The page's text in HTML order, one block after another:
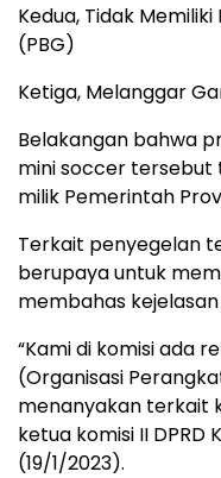
Kedua, Tidak
(PBG)
Ketiga, Melanggar
Belakangan bahwa
mini soccer tersebut
milik Pemerintah
Terkait penyegelan
berupaya untuk
membahas
“Kami di komisi ada
(Organisasi
menanyakan terkait
ketua komisi II DPRD
(19/1/2023).